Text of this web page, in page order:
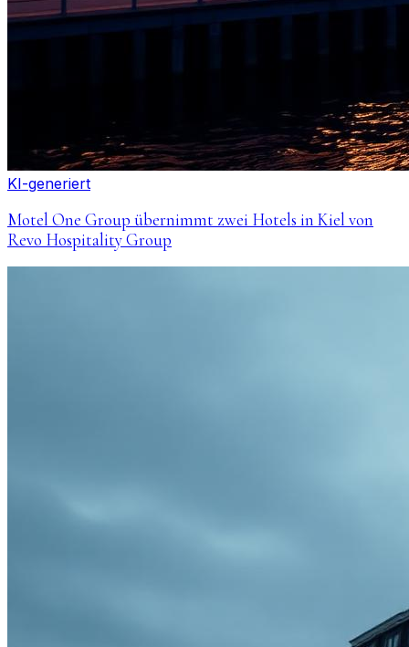
KI-generiert
Motel One Group übernimmt zwei Hotels in Kiel von
Revo Hospitality Group